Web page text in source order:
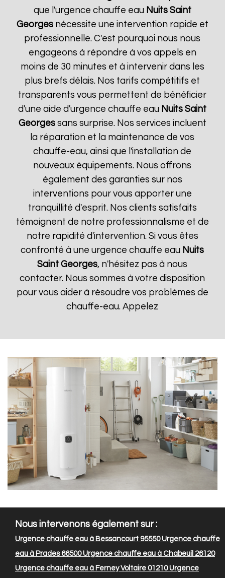
que l'urgence chauffe eau Nuits Saint
Georgesnécessite une intervention rapide et
professionnelle. C'est pourquoi nous nous
engageons à répondre à vos appels en
moins de 30 minutes et à intervenir dans les
plus brefs délais. Nos tarifs compétitifs et
transparents vous permettent de bénéficier
d'une aide d'urgence chauffe eau Nuits Saint
Georgessans surprise. Nos services incluent
la réparation et la maintenance de vos
chauffe-eau, ainsi que l'installation de
nouveaux équipements. Nous offrons
également des garanties sur nos
interventions pour vous apporter une
tranquillité d'esprit. Nos clients satisfaits
témoignent de notre professionnalisme et de
notre rapidité d'intervention. Si vous êtes
confronté à une urgence chauffe eau Nuits
Saint Georges, n'hésitez pas à nous
contacter. Nous sommes à votre disposition
pour vous aider à résoudre vos problèmes de
chauffe-eau. Appelez
Nous intervenons également sur :
Urgence chauffe eau à Bessancourt 95550Urgence chauffe
eau à Prades 66500Urgence chauffe eau à Chabeuil 26120
Urgence chauffe eau à Ferney Voltaire 01210Urgence